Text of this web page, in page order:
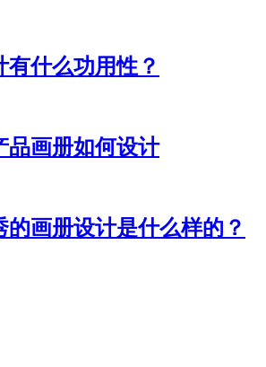
什么功用性？
品画册如何设计
画册设计是什么样的？